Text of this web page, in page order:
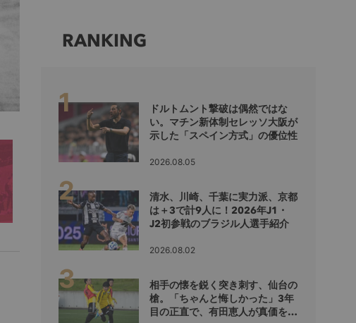
RANKING
ドルトムント撃破は偶然ではな
い。マチン新体制セレッソ大阪が
示した「スペイン方式」の優位性
2026.08.05
清水、川崎、千葉に実力派、京都
は＋3で計9人に！2026年J1・
J2初参戦のブラジル人選手紹介
2026.08.02
相手の懐を鋭く突き刺す、仙台の
槍。「ちゃんと悔しかった」3年
目の正直で、有田恵人が真価を示